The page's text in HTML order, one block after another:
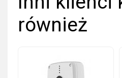
również